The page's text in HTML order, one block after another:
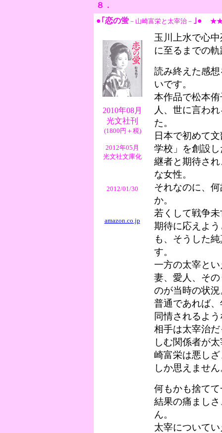
８．
●｢恋の蛍 －山崎富栄と太宰治－ ｣●
2010年08月
光文社刊
(1800円＋税)
2012年05月
光文社文庫化
2012/01/30
amazon.co.jp
玉川上水で心
に至るまでの
読み終えた感
いです。
本作品で松本
人、世に言わ
た。
日本で初めて
学校」を創設
継者と期待さ
な女性。
それなのに、
か。
若くして戦争
期待に応えよ
も、そうした
す。
一方の太宰と
妻、愛人、そ
のが当時の状況
普通であれば
同情されるよ
相手は太宰治
しむ関係者が
崎富栄は悪し
しか思えませ
何もかも捨て
結果の痛まし
ん。
太宰について